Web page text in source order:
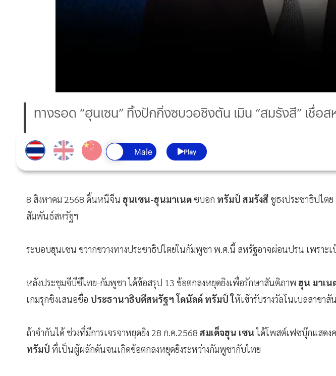
ทางรอด “ฮุนเซน” ทิ้งปักกิ่งซบวอชิงตัน เมิน “สมรังสี” เชื่อ
Play
8 สิงหาคม 2568 ดิ้นหนีจีน ฮุนเซน-ฮุนมาเนตซบอก ทรัมป์ สมรังสีชูธงประชาธิปไต
สัมพันธ์สหรัฐฯ
ระบอบฮุนเซน ขวากขวางทางประชาธิปไตยในกัมพูชา พ.ศ.นี้ สหรัฐอาจผ่อนปรน เพราะ
หลังประชุมจีบีซีไทย-กัมพูชา ได้ข้อสรุป 13 ข้อตกลงหยุดยิงเพื่อรักษาสันติภาพ ฮุน มาเน
เกมรุกชิงเสนอชื่อ ประธานาธิบดีสหรัฐฯ โดนัลด์ ทรัมป์ ให้เข้ารับรางวัลโนเบลสาขา
ถ้าจำกันได้ ช่วงที่มีการเจรจาหยุดยิง 28 ก.ค.2568 สมเด็จฮุน เซนได้โพสต์เฟซบุ๊กแสดง
ทรัมป์ ที่เป็นผู้ผลักดันจนเกิดข้อตกลงหยุดยิงระหว่างกัมพูชากับไทย